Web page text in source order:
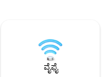
ಟಾಟಾಮಿ
ಒಂದೂವರೆ
ಆಯಾಸವನ್ನು
ಹ್ಯಾಮಾಕ್‌ನಲ್ಲಿ
ಸಮಯವು ಅತ್ಯುತ್ತಮ
ನಕ್ಷತ್ರಗಳ ಆಕಾಶ
ವೈಫೈ